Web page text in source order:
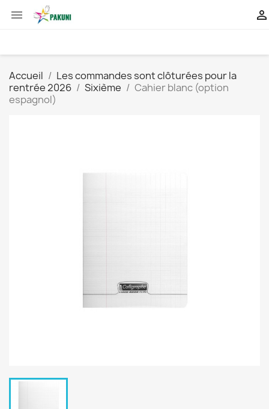
 
Accueil
Les commandes sont clôturées pour la
rentrée 2026
Sixième
Cahier blanc (option
espagnol)